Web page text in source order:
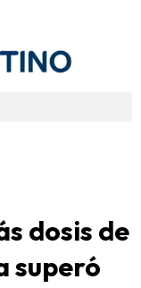
dosis de
superó